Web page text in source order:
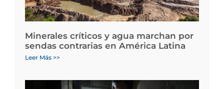
Minerales críticos y agua marchan por
sendas contrarias en América Latina
Leer Más >>